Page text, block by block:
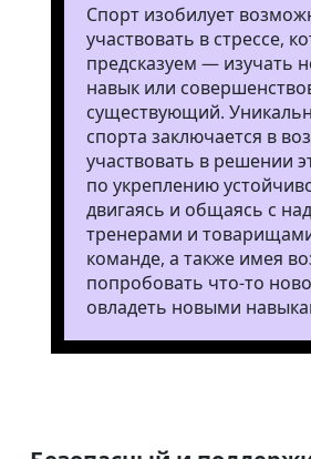
Спорт изобилует
участвовать в стрессе,
предсказуем — изучать
навык или
существующий.
спорта заключается в
участвовать в решении
по укреплению
двигаясь и общаясь с
тренерами и
команде, а также имея
попробовать что-то
овладеть новыми